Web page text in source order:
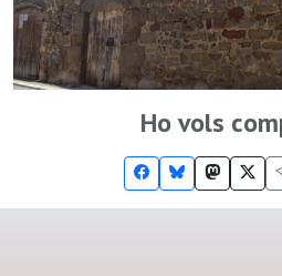
Ho vols